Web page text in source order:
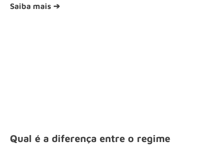
Saiba mais ➔
Qual é a diferença entre o regime